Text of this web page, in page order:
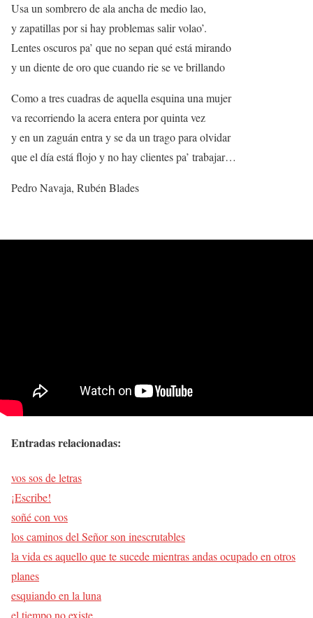
Usa un sombrero de ala ancha de medio lao,
y zapatillas por si hay problemas salir volao’.
Lentes oscuros pa’ que no sepan qué está mirando
y un diente de oro que cuando rie se ve brillando
Como a tres cuadras de aquella esquina una mujer
va recorriendo la acera entera por quinta vez
y en un zaguán entra y se da un trago para olvidar
que el día está flojo y no hay clientes pa’ trabajar…
Pedro Navaja, Rubén Blades
Entradas relacionadas:
vos sos de letras
¡Escribe!
soñé con vos
los caminos del Señor son inescrutables
la vida es aquello que te sucede mientras andas ocupado en otros
planes
esquiando en la luna
el tiempo no existe